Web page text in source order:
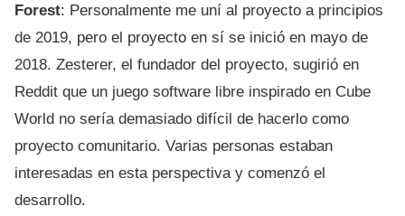
Forest: Personalmente me uní al proyecto a principios
de 2019, pero el proyecto en sí se inició en mayo de
2018. Zesterer, el fundador del proyecto, sugirió en
Reddit que un juego software libre inspirado en Cube
World no sería demasiado difícil de hacerlo como
proyecto comunitario. Varias personas estaban
interesadas en esta perspectiva y comenzó el
desarrollo.